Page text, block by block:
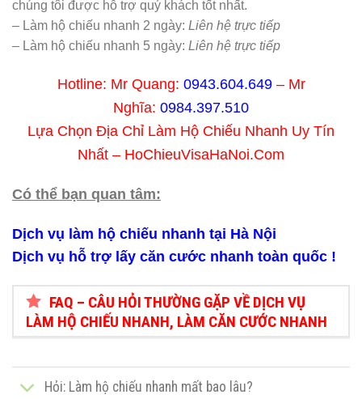
chúng tôi được hỗ trợ quý khách tốt nhất.
– Làm hộ chiếu nhanh 2 ngày: Liên hệ trực tiếp
– Làm hộ chiếu nhanh 5 ngày: Liên hệ trực tiếp
Hotline: Mr Quang: 0943.604.649– Mr
Nghĩa: 0984.397.510
Lựa Chọn Địa Chỉ Làm Hộ Chiếu Nhanh Uy Tín
Nhất – HoChieuVisaHaNoi.Com
Có thể bạn quan tâm:
Dịch vụ làm hộ chiếu nhanh tại Hà Nội
Dịch vụ hỗ trợ lấy căn cước nhanh toàn quốc !
FAQ – CÂU HỎI THƯỜNG GẶP VỀ DỊCH VỤ
LÀM HỘ CHIẾU NHANH, LÀM CĂN CƯỚC NHANH
Hỏi: Làm hộ chiếu nhanh mất bao lâu?